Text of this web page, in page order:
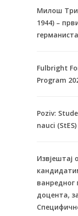
Милош
1944) –
германиста
Fulbright
Program
Poziv:
nauci (StES)
Извјештај
ванредног
доцента,